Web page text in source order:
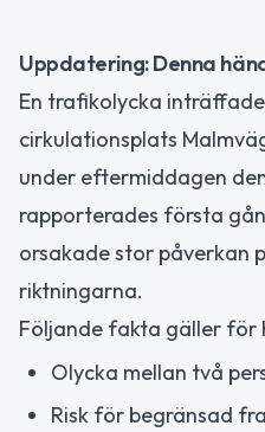
Uppdatering: Denna
En trafikolycka
cirkulationsplats
under eftermiddagen
rapporterades första
orsakade stor påverkan
riktningarna.
Följande fakta gäller för
Olycka mellan två
Risk för begränsad